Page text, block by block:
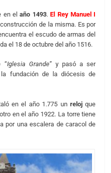
en elaño 1493.El Rey Manuel I
de la misma. Es por
el escudo de armas del
el 18 de octubre del año 1516.
“Iglesia Grande” y pasó a ser
fundación de la diócesis de
en el año 1.775 un relojque
en el año 1922. La torre tiene
por una escalera de caracol de